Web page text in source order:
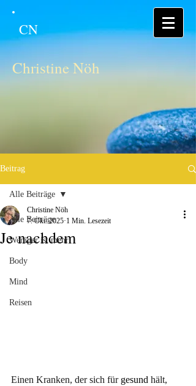
CN
Christine Nöh
Beitrag
Alle Beiträge
Weniger ist mehr
Body
Mind
Reisen
Alle Beiträge
Je nachdem
Christine Nöh
7. Okt. 2025 1 Min. Lesezeit
Einen Kranken, der sich für gesund hält,